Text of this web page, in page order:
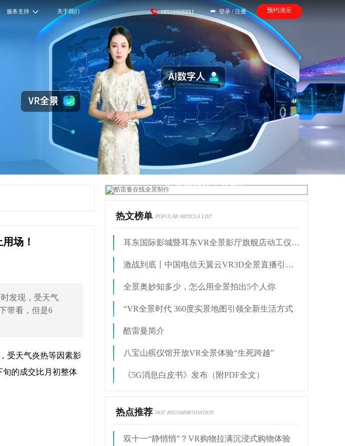
服务支持 关于我们 18516908881 登录 / 注册 预约演示
场！
发现，受天气
带看，但是6
受天气炎热等因素影
旬的成交比月初整体
酷雷曼在线全景制作
热文榜单 POPULAR ARTICLA LIST
耳东国际影城暨耳东VR全景影厅旗舰店动工仪式盛大举行
激战到底丨中国电信天翼云VR3D全景直播引燃拳击热火
全景奥妙知多少，怎么用全景拍出5个人你
“VR全景时代 360度实景地图引领全新生活方式
酷雷曼简介
八宝山殡仪馆开放VR全景体验“生死跨越”
《5G消息白皮书》发布（附PDF全文）
热点推荐 HOT RECOMMENDATION
双十一“静悄悄”？VR购物拉满沉浸式购物体验